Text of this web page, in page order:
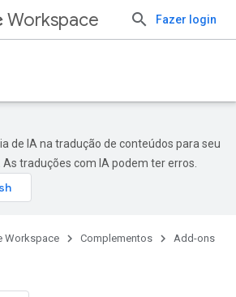
Workspace Fazer login
de IA na tradução de conteúdos para seu
traduções com IA podem ter erros.
Workspace Complementos Add-ons